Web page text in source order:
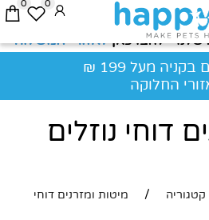
שלנו - לחצו כאןלאזורי המשלוח
מעל 199 ₪
החלוקה
0 0
דוחי נוזלים
קטגוריה /
מיטות ומזרנים דוחי